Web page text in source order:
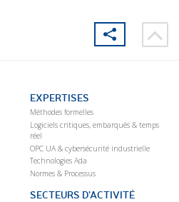
EXPERTISES
Méthodes formelles
Logiciels critiques, embarqués & temps
réel
OPC UA & cybersécurité industrielle
Technologies Ada
Normes & Processus
SECTEURS D’ACTIVITÉ